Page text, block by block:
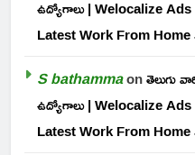
ఉద్యోగాలు | Welocalize
Latest Work From
S bathammaonతెలుగు
ఉద్యోగాలు | Welocalize
Latest Work From